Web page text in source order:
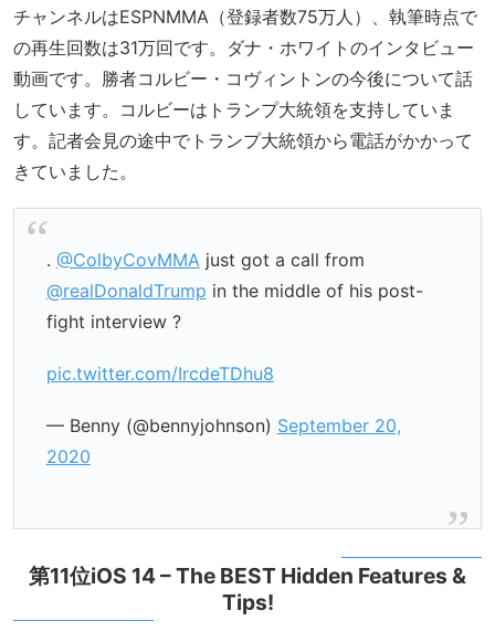
チャンネルはESPNMMA（登録者数75万人）、執筆時点で
の再生回数は31万回です。ダナ・ホワイトのインタビュー
動画です。勝者コルビー・コヴィントンの今後について話
しています。コルビーはトランプ大統領を支持していま
す。記者会見の途中でトランプ大統領から電話がかかって
きていました。
. @ColbyCovMMA just got a call from
@realDonaldTrump in the middle of his post-
fight interview ?
pic.twitter.com/IrcdeTDhu8
— Benny (@bennyjohnson) September 20,
2020
第11位iOS 14 – The BEST Hidden Features &
Tips!